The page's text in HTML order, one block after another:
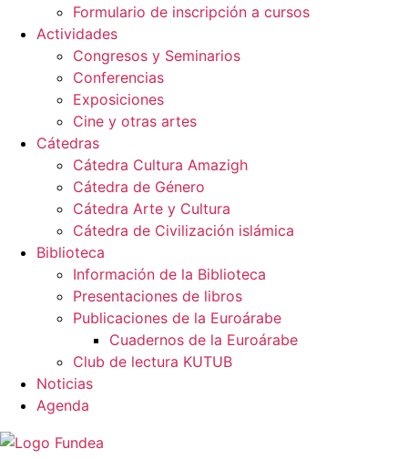
Formulario de inscripción a cursos
Actividades
Congresos y Seminarios
Conferencias
Exposiciones
Cine y otras artes
Cátedras
Cátedra Cultura Amazigh
Cátedra de Género
Cátedra Arte y Cultura
Cátedra de Civilización islámica
Biblioteca
Información de la Biblioteca
Presentaciones de libros
Publicaciones de la Euroárabe
Cuadernos de la Euroárabe
Club de lectura KUTUB
Noticias
Agenda